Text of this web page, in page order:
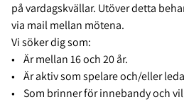
på vardagskvällar. Utöver detta
via mail mellan mötena.
Vi söker dig som:
• Är mellan 16 och 20 år.
• Är aktiv som spelare och/eller
• Som brinner för innebandy och